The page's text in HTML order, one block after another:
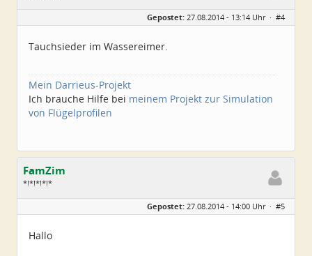
Süd-Niedersachsen
Homepage:
xxlray.bplaced.net
Dabei seit:
11 / 2007
Gepostet: 27.08.2014 - 13:14 Uhr · #4
Tauchsieder im Wassereimer.
Mein Darrieus-Projekt
Ich brauche Hilfe bei meinem Projekt zur Simulation
von Flügelprofilen
FamZim
*!*!*!*!*
Geschlecht:
Beiträge:
2350
Gepostet: 27.08.2014 - 14:00 Uhr · #5
Hallo